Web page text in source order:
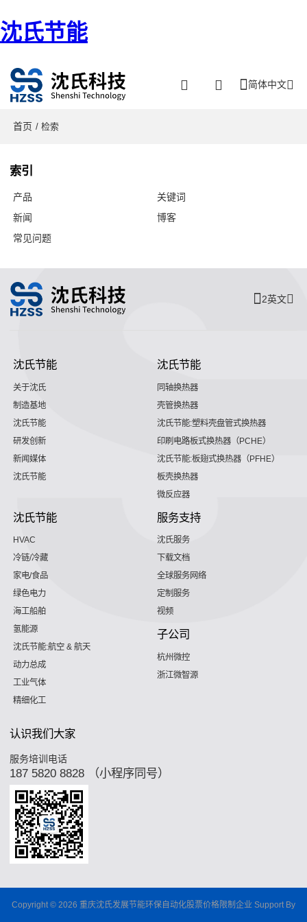
沈氏节能
简体中文
首页 / 检索
索引
产品
关键词
新闻
博客
常见问题
2英文
沈氏节能
关于沈氏
制造基地
沈氏节能
研发创新
新闻媒体
沈氏节能
沈氏节能
同轴换热器
壳管换热器
沈氏节能:塑料壳盘管式换热器
印刷电路板式换热器（PCHE）
沈氏节能:板翅式换热器（PFHE）
板壳换热器
微反应器
沈氏节能
HVAC
冷链/冷藏
家电/食品
绿色电力
海工船舶
氢能源
沈氏节能:航空 & 航天
动力总成
工业气体
精细化工
服务支持
沈氏服务
下载文档
全球服务网络
定制服务
视频
子公司
杭州微控
浙江微智源
认识我们大家
服务培训电话
187 5820 8828 （小程序同号）
Copyright © 2026 重庆沈氏发展节能环保自动化股票价格限制企业 Support By